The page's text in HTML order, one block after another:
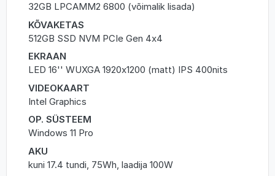
32GB LPCAMM2 6800 (võimalik lisada)
KÕVAKETAS
512GB SSD NVM PCIe Gen 4x4
EKRAAN
LED 16'' WUXGA 1920x1200 (matt) IPS 400nits
VIDEOKAART
Intel Graphics
OP. SÜSTEEM
Windows 11 Pro
AKU
kuni 17.4 tundi, 75Wh, laadija 100W